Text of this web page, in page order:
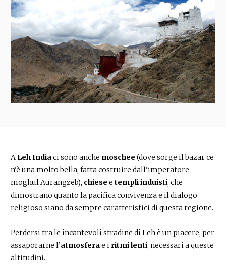
A Leh Indiaci sono anche moschee (dove sorge il bazar ce
n’è una molto bella, fatta costruire dall’imperatore
moghul Aurangzeb), chiese e templi induisti, che
dimostrano quanto la pacifica convivenza e il dialogo
religioso siano da sempre caratteristici di questa regione.
Perdersi tra le incantevoli stradine di Leh è un piacere, per
assaporarne l’atmosferae i ritmi lenti, necessari a queste
altitudini.